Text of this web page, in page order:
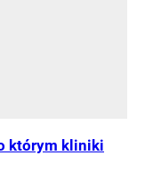
którym kliniki